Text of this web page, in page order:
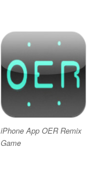
iPhone App OER Remix
Game